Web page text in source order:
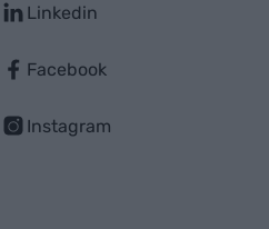
Linkedin
Facebook
Instagram